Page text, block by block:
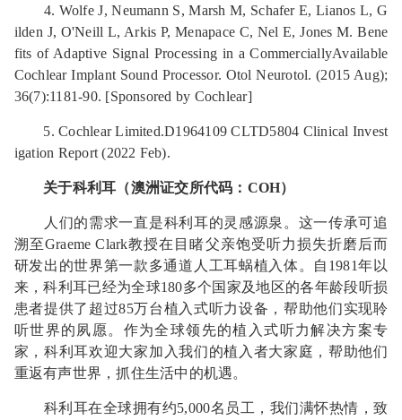
4. Wolfe J, Neumann S, Marsh M, Schafer E, Lianos L, G
ilden J, O'Neill L, Arkis P, Menapace C, Nel E, Jones M. Bene
fits of Adaptive Signal Processing in a CommerciallyAvailable
Cochlear Implant Sound Processor. Otol Neurotol. (2015 Aug);
36(7):1181-90. [Sponsored by Cochlear]
5. Cochlear Limited.D1964109 CLTD5804 Clinical Invest
igation Report (2022 Feb).
关于科利耳（澳洲证交所代码： COH）
人们的需求一直是科利耳的灵感源泉。这一传承可追
溯至Graeme Clark教授在目睹父亲饱受听力损失折磨后而
研发出的世界第一款多通道人工耳蜗植入体。自1981年以
来，科利耳已经为全球180多个国家及地区的各年龄段听损
患者提供了超过85万台植入式听力设备，帮助他们实现聆
听世界的夙愿。作为全球领先的植入式听力解决方案专
家，科利耳欢迎大家加入我们的植入者大家庭，帮助他们
重返有声世界，抓住生活中的机遇。
科利耳在全球拥有约5,000名员工，我们满怀热情，致